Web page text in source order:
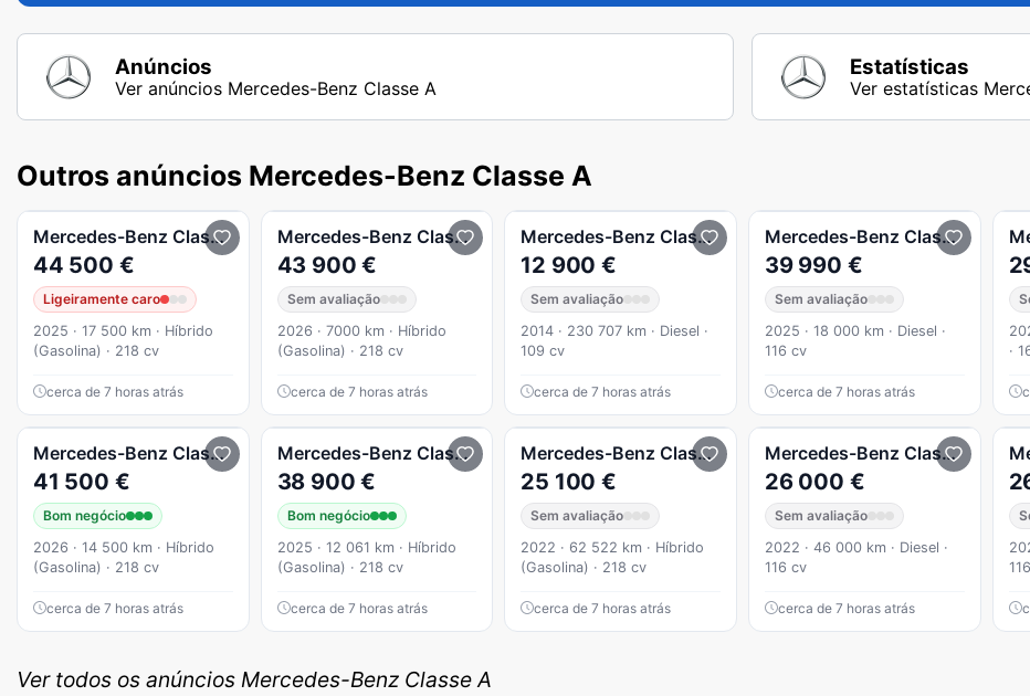
Anúncios
Ver anúncios Mercedes-Benz Classe A
Estatísticas
Ver estatísticas
Outros anúncios Mercedes-Benz Classe A
Mercedes-Benz Classe A A 250e 250 e Auto
44 500 €
Ligeiramente caro
2025 · 17 500 km · Híbrido
(Gasolina) · 218 cv
cerca de 7 horas atrás
Mercedes-Benz Classe A A 250e 250 e com tecnologia EQ Auto
43 900 €
Sem avaliação
2026 · 7000 km · Híbrido
(Gasolina) · 218 cv
cerca de 7 horas atrás
Mercedes-Benz Classe A A 180 CDI (BlueEFFICIENCY)
12 900 €
Sem avaliação
2014 · 230 707 km · Diesel ·
109 cv
cerca de 7 horas atrás
Mercedes-Benz Classe A A
39 990 €
Sem avaliação
2025 · 18 000 km · Diesel ·
116 cv
cerca de 7 horas atrás
·
Mercedes-Benz Classe A A 250e 250 e com tecnologia EQ Auto
41 500 €
Bom negócio
2026 · 14 500 km · Híbrido
(Gasolina) · 218 cv
cerca de 7 horas atrás
Mercedes-Benz Classe A A 250 e AMG Line
38 900 €
Bom negócio
2025 · 12 061 km · Híbrido
(Gasolina) · 218 cv
cerca de 7 horas atrás
Mercedes-Benz Classe A
25 100 €
Sem avaliação
2022 · 62 522 km · Híbrido
(Gasolina) · 218 cv
cerca de 7 horas atrás
Mercedes-Benz Classe A A
26 000 €
Sem avaliação
2022 · 46 000 km · Diesel ·
116 cv
cerca de 7 horas atrás
Ver todos os anúncios Mercedes-Benz Classe A